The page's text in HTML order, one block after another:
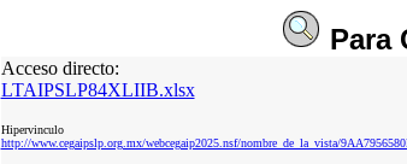
Para
Acceso directo:
LTAIPSLP84XLIIB.xlsx
Hipervinculo
http://www.cegaipslp.org.mx/webcegaip2025.nsf/nombre_de_la_vista/